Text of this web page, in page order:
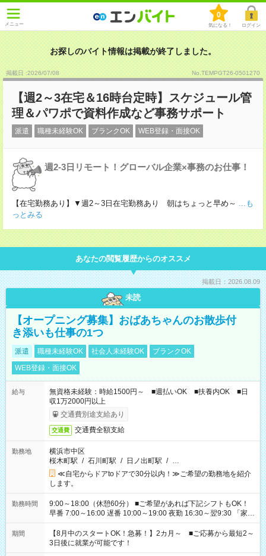
メニュー
0
気になる！ ログイン
お探しのバイト情報は掲載が終了しました。
掲載日 :2026/07/08 No.TEMPGT26-0501270
【週2～3在宅＆16時台定時】スケジュール管
理＆パワポで資料作成など事務サポート
派遣 職種未経験OK ブランクOK WEB登録・面接OK
週2-3日リモート！グローバル企業×事務のお仕事！
【在宅勤務あり】▼週2～3日在宅勤務あり 朝はちょっと早め～ ...も
っとみる
あなたの閲覧履歴からのオススメ
掲載日：2026.08.09
未読
【オープニング募集】おばあちゃんのお散歩付
き添いも仕事の1つ
派遣 職種未経験OK 社会人未経験OK
ブランクOK
WEB登録・面接OK
給与
無資格未経験：時給1500円～ ■週払いOK ■扶養内OK ■日
収1万2000円以上
交通費別途支給あり
交通費 交通費全額支給
勤務地
横浜市中区
桜木町駅 / 石川町駅 / 日ノ出町駅 / …
≪自宅からドアtoドアで30分以内！≫ご希望の勤務地を紹介
します。
勤務時間
9:00～18:00（休憩60分） ■ご希望があれば下記シフトもOK！
早番 7:00～16:00 遅番 10:00～19:00 夜勤 16:30～翌9:30 「家族
と休みを合わせたい」 「余裕を持って夕飯の準備がしたい」
「できれば残業はしたくない」 など、ご希望を教えてください
ね。 ※Wワーク希望の方へ 今ご覧のお仕事で希望する勤務時間
と、もう1つのお仕事の勤務時間。 合計で週40時間を超える場
期間
【8月中のスタートOK！急募！】2カ月～ ■ご応募から最短2～
3日後に就業が可能です！